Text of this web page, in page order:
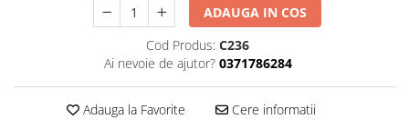
ADAUGA IN COS
Cod Produs: C236
Ai nevoie de ajutor? 0371786284
Adauga la Favorite Cere informatii